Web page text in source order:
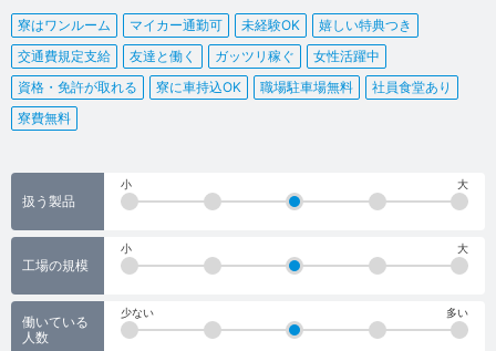
寮はワンルーム マイカー通勤可 未経験OK
嬉しい特典つき
交通費規定支給
友達と働く ガッツリ稼ぐ
女性活躍中
資格・免許が取れる
寮に車持込OK 職場駐車場無料
社員食堂あり
寮費無料
扱う製品
小 大
工場の規模
小 大
働いている
人数
少ない 多い